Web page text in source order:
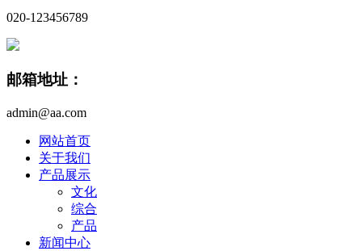
020-123456789
邮箱地址：
admin@aa.com
网站首页
关于我们
产品展示
文化
综合
产品
新闻中心